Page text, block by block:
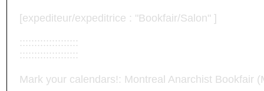
[expediteur/expeditrice : "Bookfair/Salon" ]
::::::::::::::::::::
::::::::::::::::::::
Mark your calendars!: Montreal Anarchist Bookfair